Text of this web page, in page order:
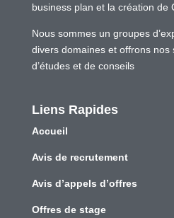
business plan et la création de
Nous sommes un groupes
divers domaines et offrons nos
d’études et de conseils
Liens Rapides
Accueil
Avis de recrutement
Avis d’appels d’offres
Offres de stage